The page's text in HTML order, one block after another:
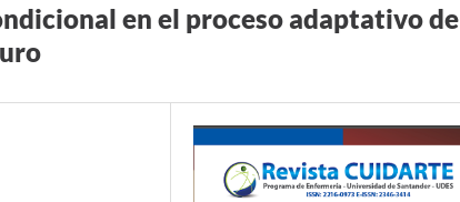
en el proceso adaptativo de